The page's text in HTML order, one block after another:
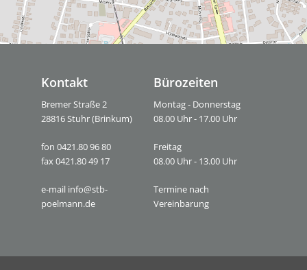
Kontakt
Bremer Straße 2
28816 Stuhr (Brinkum)
fon 0421.80 96 80
fax 0421.80 49 17
e-mail info@stb-
poelmann.de
Bürozeiten
Montag - Donnerstag
08.00 Uhr - 17.00 Uhr
Freitag
08.00 Uhr - 13.00 Uhr
Termine nach
Vereinbarung